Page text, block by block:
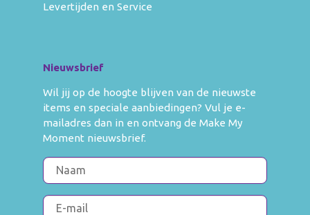
Levertijden en Service
Nieuwsbrief
Wil jij op de hoogte blijven van de nieuwste
items en speciale aanbiedingen? Vul je e-
mailadres dan in en ontvang de Make My
Moment nieuwsbrief.